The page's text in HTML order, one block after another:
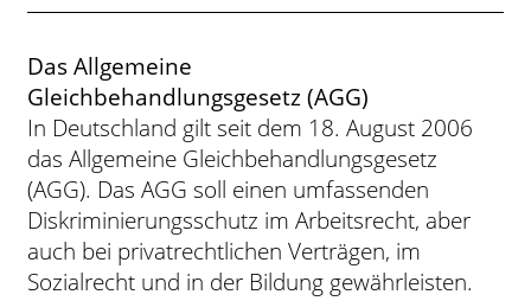
Das Allgemeine
Gleichbehandlungsgesetz (AGG)
In Deutschland gilt seit dem 18. August 2006
das Allgemeine Gleichbehandlungsgesetz
(AGG). Das AGG soll einen umfassenden
Diskriminierungsschutz im Arbeitsrecht, aber
auch bei privatrechtlichen Verträgen, im
Sozialrecht und in der Bildung gewährleisten.